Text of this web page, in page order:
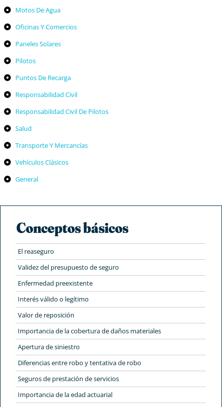
Motos De Agua
Oficinas Y Comercios
Paneles Solares
Pilotos
Puntos De Recarga
Responsabilidad Civil
Responsabilidad Civil De Pilotos
Salud
Transporte Y Mercancías
Vehículos Clásicos
General
Conceptos básicos
El reaseguro
Validez del presupuesto de seguro
Enfermedad preexistente
Interés válido o legítimo
Valor de reposición
Importancia de la cobertura de daños materiales
Apertura de siniestro
Diferencias entre robo y tentativa de robo
Seguros de prestación de servicios
Importancia de la edad actuarial